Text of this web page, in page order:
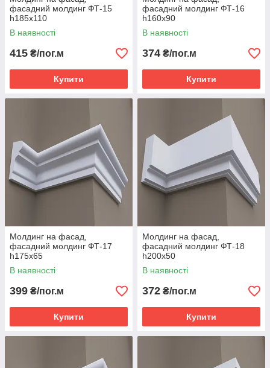
фасадний молдинг ФТ-15
h185х110
В наявності
415 ₴/пог.м
Купити
фасадний молдинг ФТ-16
h160х90
В наявності
374 ₴/пог.м
Купити
Молдинг на фасад,
фасадний молдинг ФТ-17
h175х65
В наявності
399 ₴/пог.м
Купити
Молдинг на фасад,
фасадний молдинг ФТ-18
h200х50
В наявності
372 ₴/пог.м
Купити